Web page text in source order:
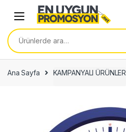
navigation
content
Ara:
Ana Sayfa KAMPANYALI ÜRÜNLER